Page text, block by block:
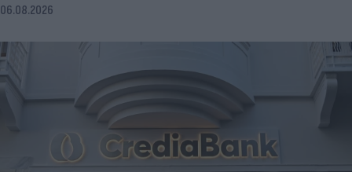
06.08.2026